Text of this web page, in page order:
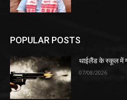
POPULAR POSTS
थाईलैंड के स्कूल में
07/08/2026